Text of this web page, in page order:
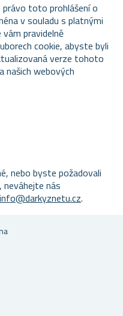
toto prohlášení o
v souladu s platnými
pravidelně
cookie, abyste byli
verze tohoto
našich webových
nebo byste požadovali
neváhejte nás
info@darkyznetu.cz.
z netu. Všechna práva vyhrazena.